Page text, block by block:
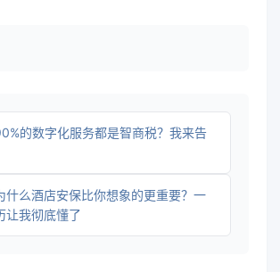
的数字化服务都是智商税？我来告
什么酒店安保比你想象的更重要？一
让我彻底懂了